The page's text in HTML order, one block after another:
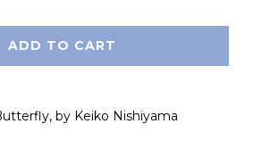
ADD TO CART